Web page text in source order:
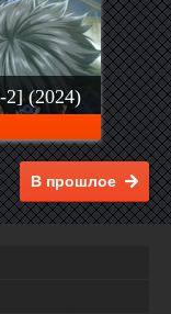
(2024)
В прошлое